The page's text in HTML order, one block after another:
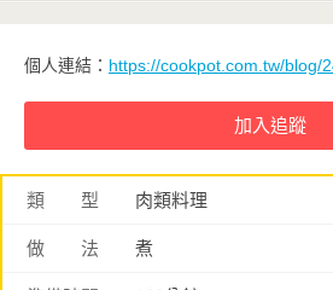
個人連結： https://cookpot.com.tw/blog/
類 型 肉類料理
做 法 煮